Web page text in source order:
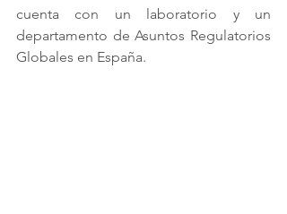
cuenta con un laboratorio y un
departamento de Asuntos Regulatorios
Globales en España.